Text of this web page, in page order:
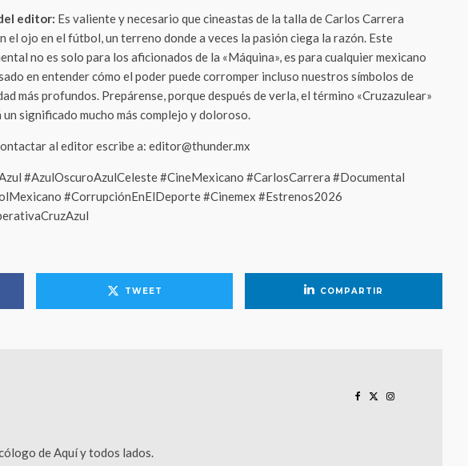
editor: Es valiente y necesario que cineastas de la talla de Carlos Carrera
el ojo en el fútbol, un terreno donde a veces la pasión ciega la razón. Este
no es solo para los aficionados de la «Máquina», es para cualquier mexicano
en entender cómo el poder puede corromper incluso nuestros símbolos de
más profundos. Prepárense, porque después de verla, el término «Cruzazulear»
un significado mucho más complejo y doloroso.
al editor escribe a: editor@thunder.mx
#AzulOscuroAzulCeleste #CineMexicano #CarlosCarrera #Documental
#CorrupciónEnElDeporte #Cinemex #Estrenos2026
TWEET COMPARTIR
de Aquí y todos lados.